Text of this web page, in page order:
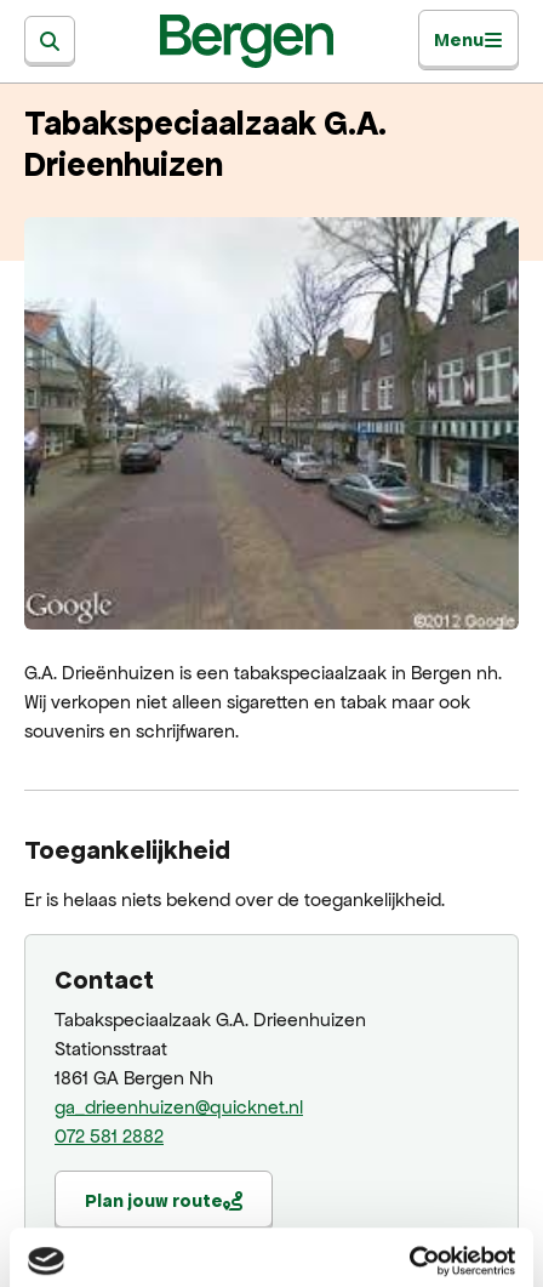
Menu
Tabakspeciaalzaak G.A.
Drieenhuizen
G.A. Drieënhuizen is een tabakspeciaalzaak in Bergen nh.
Wij verkopen niet alleen sigaretten en tabak maar ook
souvenirs en schrijfwaren.
Toegankelijkheid
Er is helaas niets bekend over de toegankelijkheid.
Contact
Tabakspeciaalzaak G.A. Drieenhuizen
Stationsstraat
1861 GA Bergen Nh
ga_drieenhuizen@quicknet.nl
072 581 2882
Plan jouw route